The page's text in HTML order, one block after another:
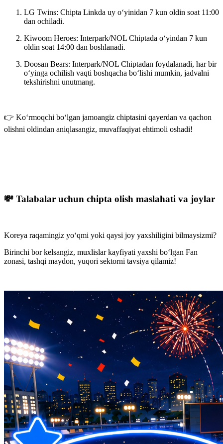
LG Twins: Chipta Linkda uy o‘yinidan 7 kun oldin soat 11:00
dan ochiladi.
Kiwoom Heroes: Interpark/NOL Chiptada o‘yindan 7 kun
oldin soat 14:00 dan boshlanadi.
Doosan Bears: Interpark/NOL Chiptadan foydalanadi, har bir
o‘yinga ochilish vaqti boshqacha bo‘lishi mumkin, jadvalni
tekshirishni unutmang.
👉 Ko‘rmoqchi bo‘lgan jamoangiz chiptasini qayerdan va qachon
olishni oldindan aniqlasangiz, muvaffaqiyat ehtimoli oshadi!
💸 Talabalar uchun chipta olish maslahati va joylar
Koreya raqamingiz yo‘qmi yoki qaysi joy yaxshiligini bilmaysizmi?
Birinchi bor kelsangiz, muxlislar kayfiyati yaxshi bo‘lgan Fan
zonasi, tashqi maydon, yuqori sektorni tavsiya qilamiz!